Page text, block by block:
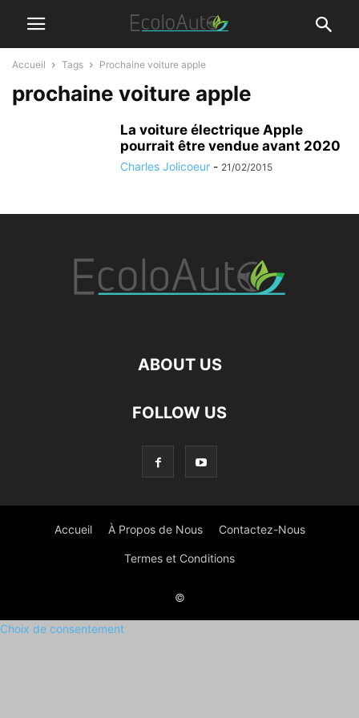
Accueil Tags Prochaine voiture apple
prochaine voiture apple
La voiture électrique Apple
pourrait être vendue avant 2020
Charles Jolicoeur - 21/02/2015
ABOUT US
FOLLOW US
Accueil À Propos de Nous Contactez-Nous
Termes et Conditions
©
Choix de consentement